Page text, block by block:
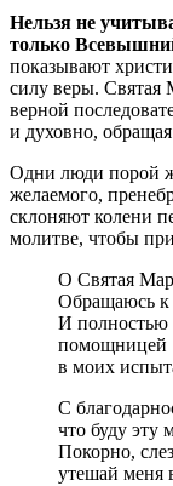
Нельзя не
только
показывают
силу веры.
верной
и духовно,
Одни люди порой
желаемого,
склоняют колени
молитве, чтобы
О Святая
Обращаюсь к
И полностью
помощницей
в моих
С
что буду эту
Покорно,
утешай меня